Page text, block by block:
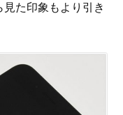
た印象もより引き